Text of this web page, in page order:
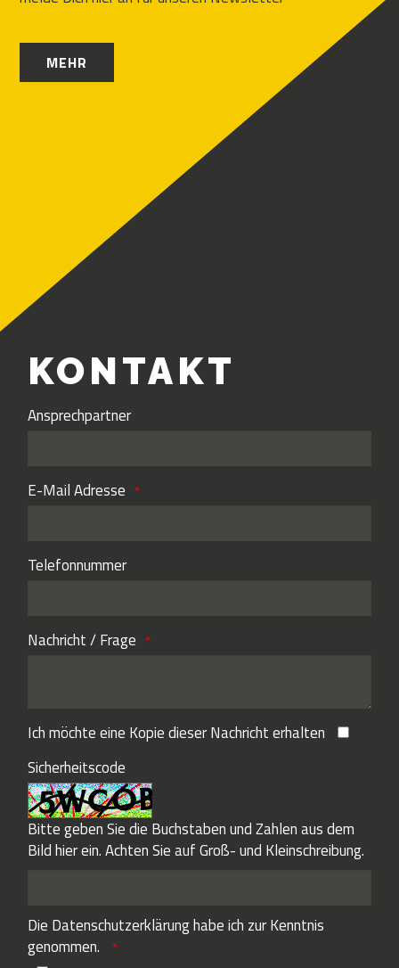
MEHR
KONTAKT
Ansprechpartner
E-Mail Adresse
Telefonnummer
Nachricht / Frage
Ich möchte eine Kopie dieser Nachricht erhalten
Sicherheitscode
Bitte geben Sie die Buchstaben und Zahlen aus dem
Bild hier ein. Achten Sie auf Groß- und Kleinschreibung.
Die Datenschutzerklärunghabe ich zur Kenntnis
genommen.